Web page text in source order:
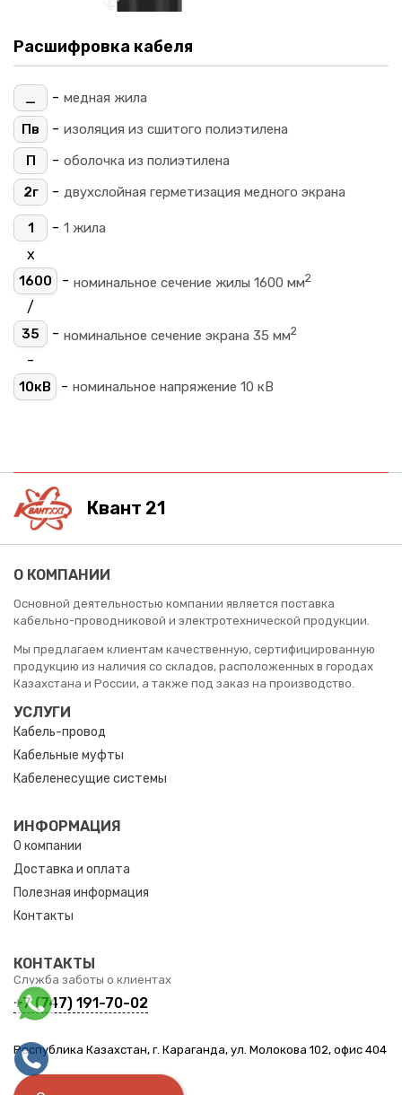
Расшифровка кабеля
_ - медная жила
Пв
- изоляция из сшитого полиэтилена
П
- оболочка из полиэтилена
2г
- двухслойная герметизация медного экрана
1 - 1 жила
х
1600 - номинальное сечение жилы 1600 мм2
/
35 - номинальное сечение экрана 35 мм2
-
10кВ - номинальное напряжение 10 кВ
Квант 21
О КОМПАНИИ
Основной деятельностью компании является поставка
кабельно-проводниковой и электротехнической продукции.
Мы предлагаем клиентам качественную, сертифицированную
продукцию из наличия со складов, расположенных в городах
Казахстана и России, а также под заказ на производство.
УСЛУГИ
Кабель-провод
Кабельные муфты
Кабеленесущие системы
ИНФОРМАЦИЯ
О компании
Доставка и оплата
Полезная информация
Контакты
КОНТАКТЫ
Служба заботы о клиентах
+7 (747) 191-70-02
Республика Казахстан, г. Караганда, ул. Молокова 102, офис 404